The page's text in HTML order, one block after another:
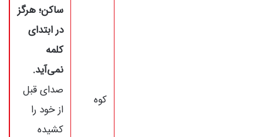
کوه
ساکن؛ هرگز
در ابتدای
کلمه
نمی‌آید.
صدای قبل
از خود را
کشیده